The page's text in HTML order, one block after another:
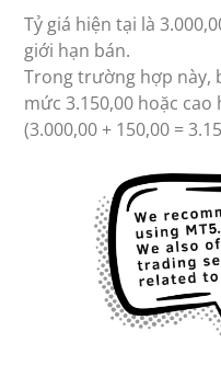
Tỷ giá hiện tại là
giới hạn bán.
Trong trường hợp này,
mức 3.150,00 hoặc cao
(3.000,00 + 150,00 =